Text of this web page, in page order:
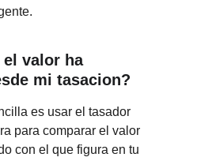
el valor ha
mi tasacion?
es usar el tasador
para comparar el valor
con el que figura en tu